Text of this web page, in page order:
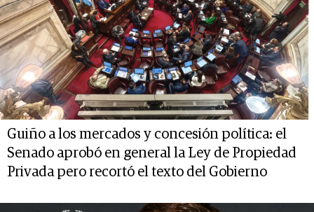
Guiño a los mercados y concesión política: el
Senado aprobó en general la Ley de Propiedad
Privada pero recortó el texto del Gobierno